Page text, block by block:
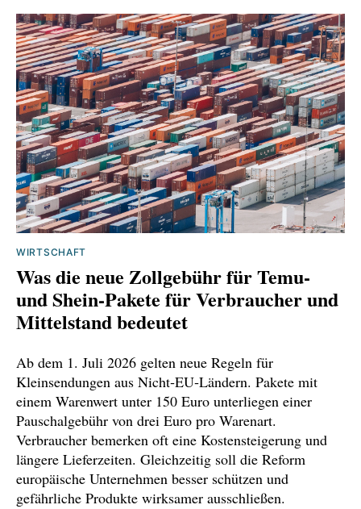
WIRTSCHAFT
Was die neue Zollgebühr für Temu‑
und Shein‑Pakete für Verbraucher und
Mittelstand bedeutet
Ab dem 1. Juli 2026 gelten neue Regeln für
Kleinsendungen aus Nicht‑EU‑Ländern. Pakete mit
einem Warenwert unter 150 Euro unterliegen einer
Pauschalgebühr von drei Euro pro Warenart.
Verbraucher bemerken oft eine Kostensteigerung und
längere Lieferzeiten. Gleichzeitig soll die Reform
europäische Unternehmen besser schützen und
gefährliche Produkte wirksamer ausschließen.